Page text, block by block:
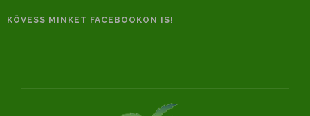
KÖVESS MINKET FACEBOOKON IS!